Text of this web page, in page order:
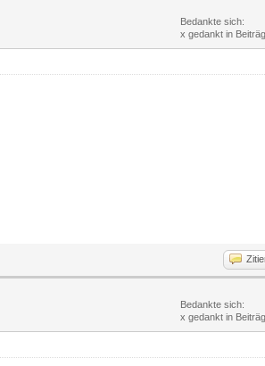
Bedankte sich:
x gedankt in
Bedankte sich:
x gedankt in